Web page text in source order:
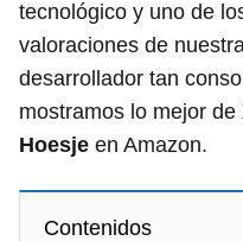
tecnológico y uno de
valoraciones de
desarrollador tan
mostramos lo mejor de
Hoesje en Amazon.
Contenidos